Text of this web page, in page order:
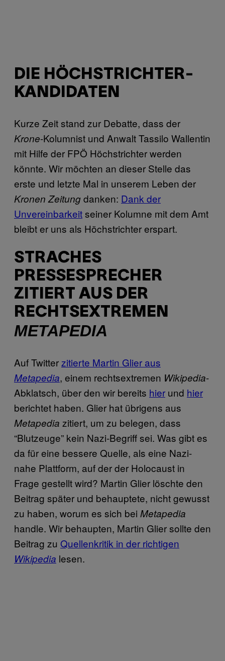
DIE HÖCHSTRICHTER-
KANDIDATEN
Kurze Zeit stand zur Debatte, dass der
Krone-Kolumnist und Anwalt Tassilo Wallentin
mit Hilfe der FPÖ Höchstrichter werden
könnte. Wir möchten an dieser Stelle das
erste und letzte Mal in unserem Leben der
Kronen Zeitungdanken: Dank der
Unvereinbarkeitseiner Kolumne mit dem Amt
bleibt er uns als Höchstrichter erspart.
STRACHES
PRESSESPRECHER
ZITIERT AUS DER
RECHTSEXTREMEN
METAPEDIA
Auf Twitterzitierte Martin Glier aus
Metapedia, einem rechtsextremen Wikipedia-
Abklatsch, über den wir bereits hier und hier
berichtet haben. Glier hat übrigens aus
Metapedia zitiert, um zu belegen, dass
“Blutzeuge” kein Nazi-Begriff sei. Was gibt es
da für eine bessere Quelle, als eine Nazi-
nahe Plattform, auf der der Holocaust in
Frage gestellt wird? Martin Glier löschte den
Beitrag später und behauptete, nicht gewusst
zu haben, worum es sich bei Metapedia
handle. Wir behaupten, Martin Glier sollte den
Beitrag zu Quellenkritik in der richtigen
Wikipedia lesen.